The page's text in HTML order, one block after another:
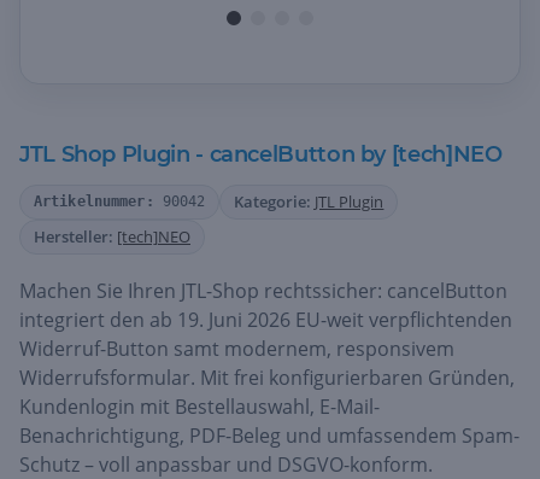
JTL Shop Plugin - cancelButton by [tech]NEO
Artikelnummer: 90042 Kategorie: JTL Plugin
Hersteller: [tech]NEO
Machen Sie Ihren JTL-Shop rechtssicher: cancelButton
integriert den ab 19. Juni 2026 EU-weit verpflichtenden
Widerruf-Button samt modernem, responsivem
Widerrufsformular. Mit frei konfigurierbaren Gründen,
Kundenlogin mit Bestellauswahl, E-Mail-
Benachrichtigung, PDF-Beleg und umfassendem Spam-
Schutz – voll anpassbar und DSGVO-konform.